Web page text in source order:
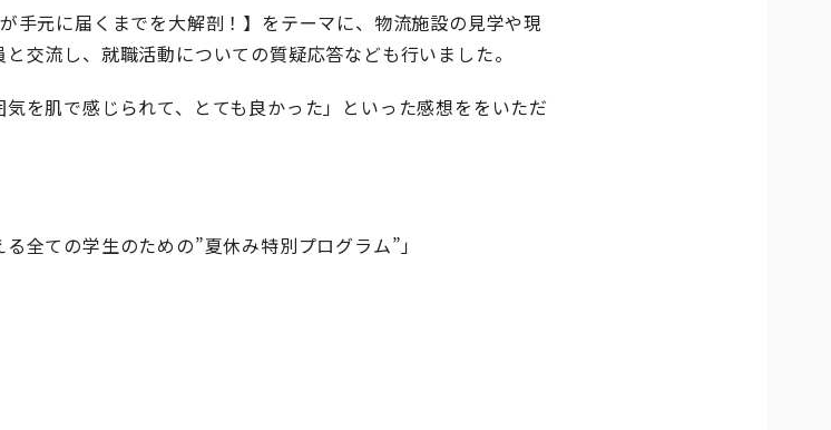
手元に届くまでを大解剖！】をテーマに、物流施設の見学や現
交流し、就職活動についての質疑応答なども行いました。
を肌で感じられて、とても良かった」といった感想ををいただ
全ての学生のための”夏休み特別プログラム”」